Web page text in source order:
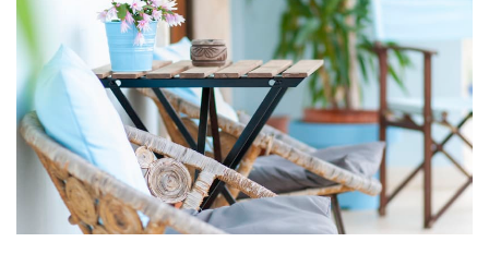
Zahrada
Design
Sledujte prima+
Přihlášení